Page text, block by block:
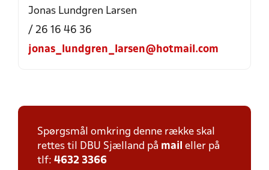
Jonas Lundgren Larsen
/ 26 16 46 36
jonas_lundgren_larsen@hotmail.com
Spørgsmål omkring denne række skal
rettes til DBU Sjælland på mail eller på
tlf: 4632 3366